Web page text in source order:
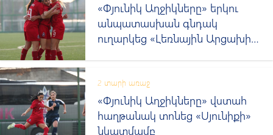
«Փյունիկ Աղջիկները» երկու
անպատասխան գնդակ
ուղարկեց «Լեռնային Արցախի»
2 տարի առաջ
«Փյունիկ Աղջիկները» վստահ
հաղթանակ տոնեց «Սյունիքի»
նկատմամբ